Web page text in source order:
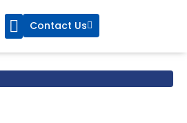
Contact Us